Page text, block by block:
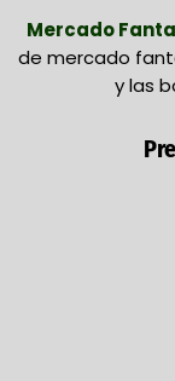
Mercado
de mercado
y las